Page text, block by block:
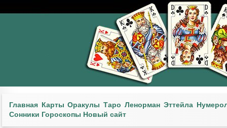
Главная Карты Оракулы Таро Ленорман Эттейла
Сонники Гороскопы Новый сайт